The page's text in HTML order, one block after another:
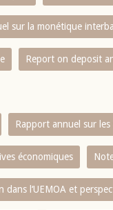
sur la monétique
Report on deposit
Rapport annuel sur
économiques
l‘UEMOA et